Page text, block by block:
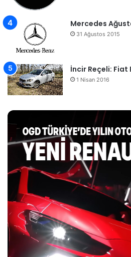
Mercedes
31 Ağustos 2015
İncir Reçeli: Fiat
1 Nisan 2016